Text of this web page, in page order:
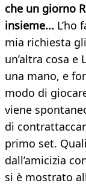
che un giorno
insieme... L’ho
mia richiesta
un’altra cosa e
una mano, e
modo di
viene
di
primo set.
dall’amicizia
si è mostrato